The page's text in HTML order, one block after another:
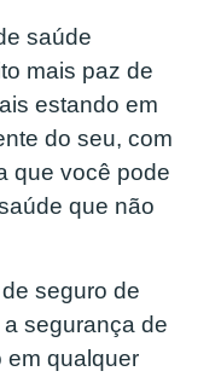
saúde
mais paz de
estando em
do seu, com
que você pode
que não
seguro de
segurança de
em qualquer